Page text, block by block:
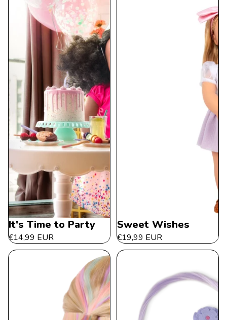
It's Time to Party
€14,99 EUR
Sweet Wishes
€19,99 EUR